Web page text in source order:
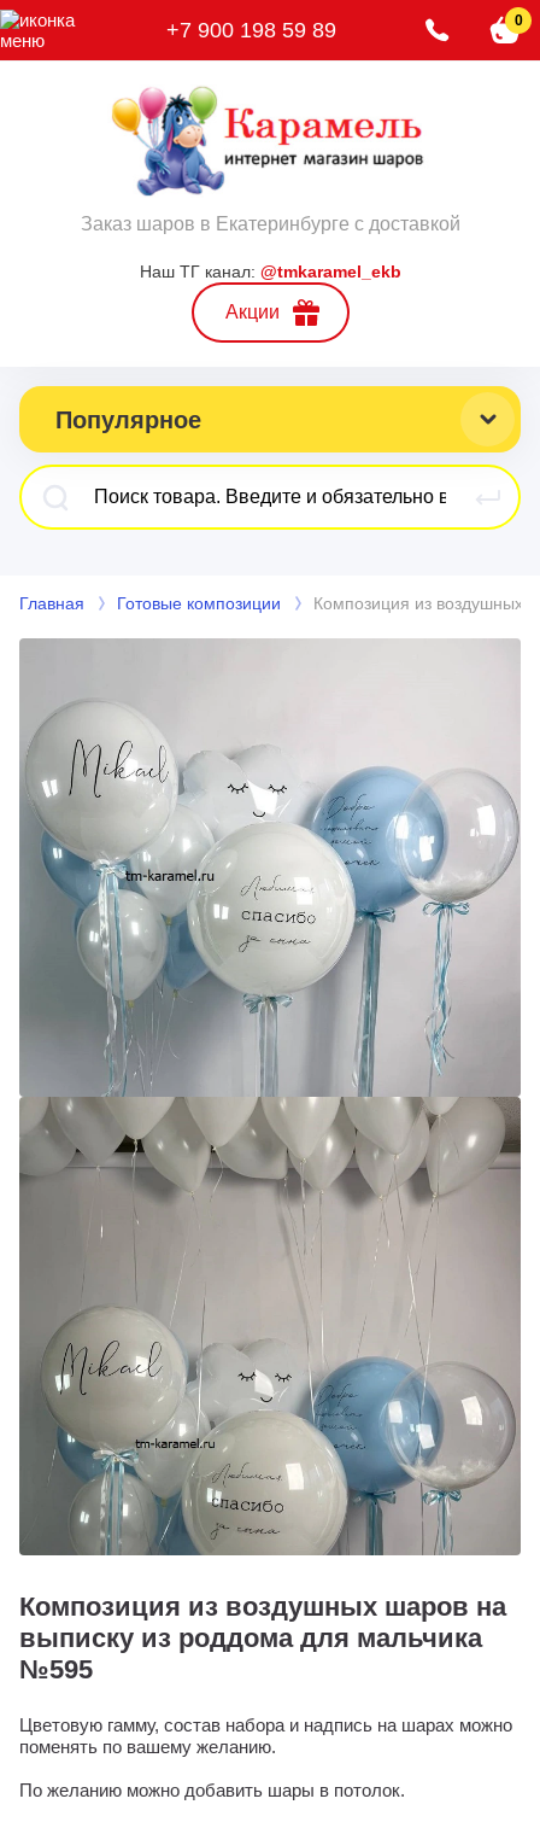
+7 900 198 59 89 0
Заказ шаров в Екатеринбурге с доставкой
Наш ТГ канал: @tmkaramel_ekb
Акции
Популярное
Главная Готовые композиции Композиция из воздушных
Композиция из воздушных шаров на
выписку из роддома для мальчика
№595
Цветовую гамму, состав набора и надпись на шарах можно
поменять по вашему желанию.
По желанию можно добавить шары в потолок.